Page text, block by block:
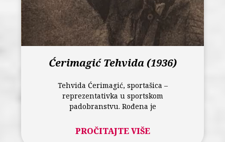
Ćerimagić Tehvida (1936)
Tehvida Ćerimagić, sportašica –
reprezentativka u sportskom
padobranstvu. Rođena je
PROČITAJTE VIŠE